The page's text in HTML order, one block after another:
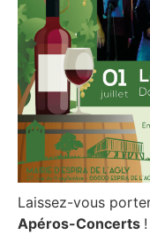
Laissez-vous
Apéros-Concerts !